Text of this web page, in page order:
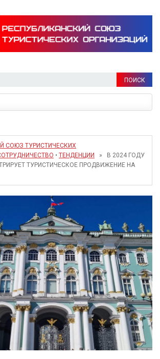
navigation
СОЮЗ ТУРИСТИЧЕСКИХ
• ТЕНДЕНЦИИ
» В 2024 ГОДУ
ТУРИСТИЧЕСКОЕ ПРОДВИЖЕНИЕ НА